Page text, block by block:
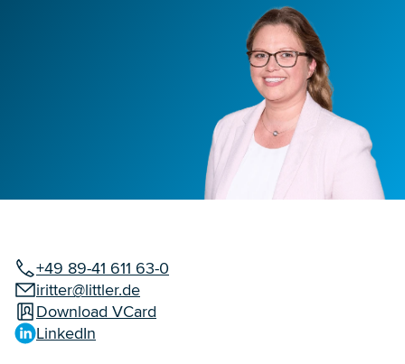
+49 89-41 611 63-0
iritter@littler.de
Download VCard
LinkedIn